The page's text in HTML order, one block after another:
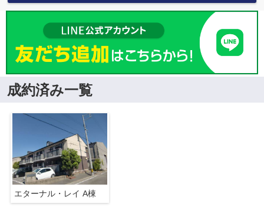
成約済み一覧
エターナル・レイ A棟